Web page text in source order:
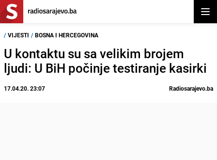
/ VIJESTI / BOSNA I HERCEGOVINA
U kontaktu su sa velikim brojem
ljudi: U BiH počinje testiranje kasirki
17.04.20. 23:07 Radiosarajevo.ba